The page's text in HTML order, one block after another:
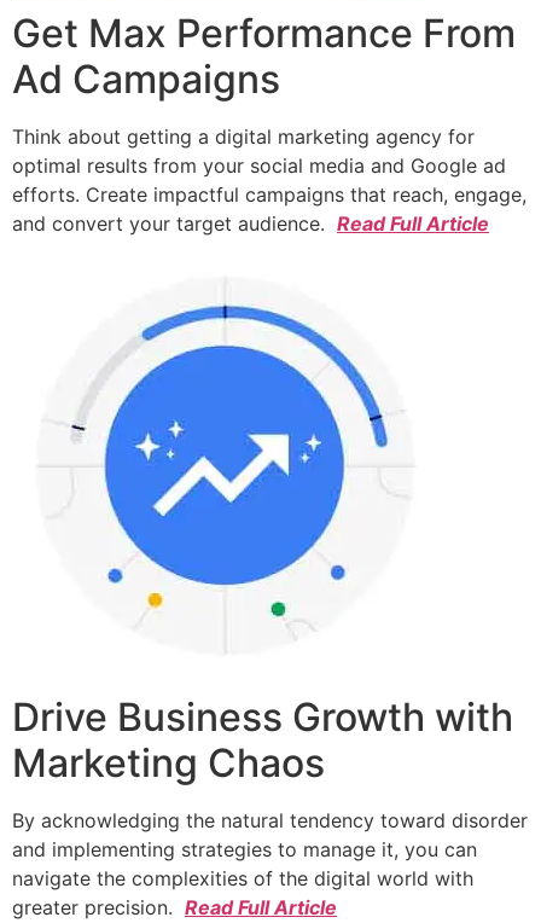
Get Max Performance From
Ad Campaigns
Think about getting a digital marketing agency for
optimal results from your social media and Google ad
efforts. Create impactful campaigns that reach, engage,
and convert your target audience. Read Full Article
Drive Business Growth with
Marketing Chaos
By acknowledging the natural tendency toward disorder
and implementing strategies to manage it, you can
navigate the complexities of the digital world with
greater precision. Read Full Article